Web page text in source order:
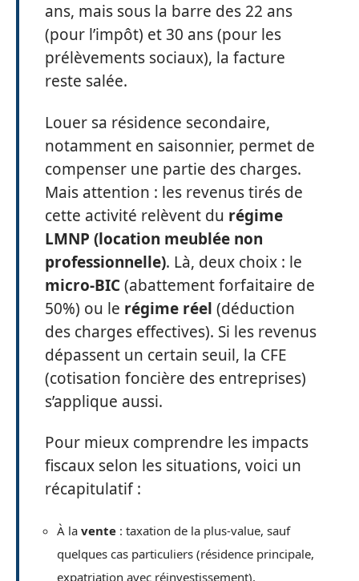
ans, mais sous la barre des 22 ans
(pour l’impôt) et 30 ans (pour les
prélèvements sociaux), la facture
reste salée.
Louer sa résidence secondaire,
notamment en saisonnier, permet de
compenser une partie des charges.
Mais attention : les revenus tirés de
cette activité relèvent du régime
LMNP (location meublée non
professionnelle). Là, deux choix : le
micro-BIC(abattement forfaitaire de
50%) ou le régime réel (déduction
des charges effectives). Si les revenus
dépassent un certain seuil, la CFE
(cotisation foncière des entreprises)
s’applique aussi.
Pour mieux comprendre les impacts
fiscaux selon les situations, voici un
récapitulatif :
À la vente : taxation de la plus-value, sauf
quelques cas particuliers (résidence principale,
expatriation avec réinvestissement).